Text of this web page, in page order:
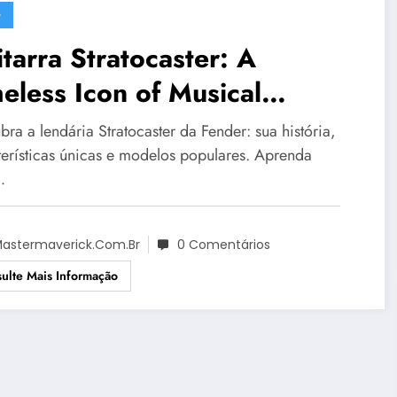
Stratocaster: A
Icon of Musical
a lendária Stratocaster da Fender: sua história,
únicas e modelos populares. Aprenda
0 Comentários
Mais Informação